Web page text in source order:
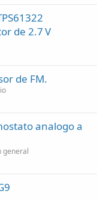
de 2.7 V
de FM.
analogo a
general